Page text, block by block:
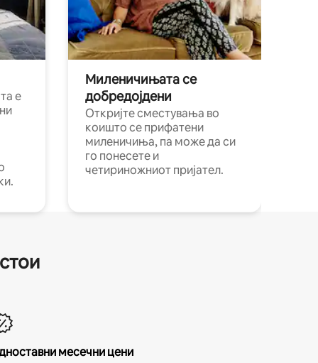
е
Миленичињата се
добредојдени
Откријте сместувања во
коишто се прифатени
миленичиња, па може да си
го понесете и
четириножниот пријател.
месечни цени